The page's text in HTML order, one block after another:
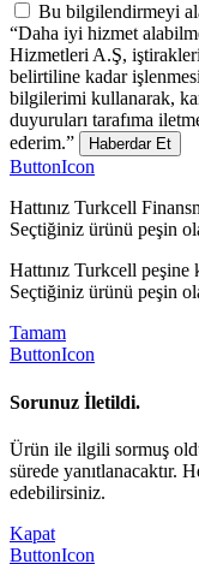
Bu bilgilendirmeyi
“Daha iyi hizmet
Hizmetleri A.Ş, iştirakleri
belirtiline kadar
bilgilerimi kullanarak,
duyuruları tarafıma
ederim.”
Haberdar Et
ButtonIcon
Hattınız Turkcell
Seçtiğiniz ürünü peşin
Hattınız Turkcell
Seçtiğiniz ürünü peşin
Tamam
ButtonIcon
Sorunuz İletildi.
Ürün ile ilgili sormuş
sürede yanıtlanacaktır.
edebilirsiniz.
Kapat
ButtonIcon